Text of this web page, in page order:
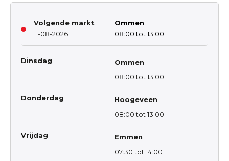
Volgende markt
11-08-2026
Ommen
08:00 tot 13:00
Dinsdag
Ommen
08:00 tot 13:00
Donderdag
Hoogeveen
08:00 tot 13:00
Vrijdag
Emmen
07:30 tot 14:00